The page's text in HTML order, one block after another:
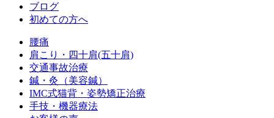
ブログ
初めての方へ
腰痛
肩こり・四十肩(五十肩)
交通事故治療
鍼・灸（美容鍼）
IMC式猫背・姿勢矯正治療
手技・機器療法